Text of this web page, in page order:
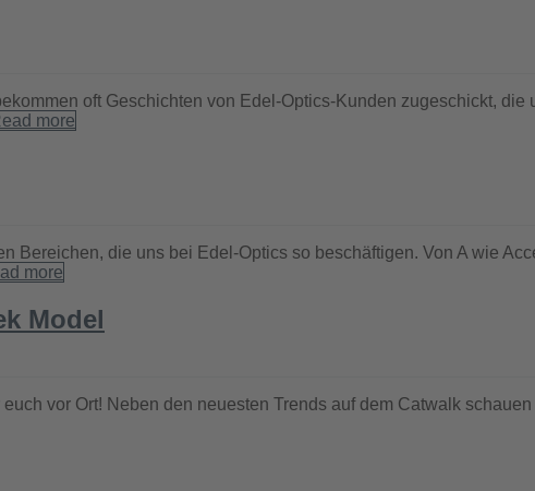
oft Geschichten von Edel-Optics-Kunden zugeschickt,
more
Bereichen, die uns bei Edel-Optics so beschäftigen. Von A wie
more
Model
vor Ort! Neben den neuesten Trends auf dem Catwalk